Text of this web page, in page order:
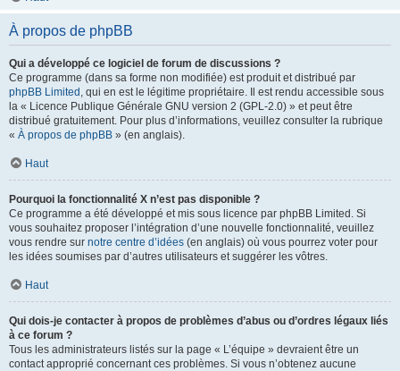
À propos de phpBB
Qui a développé ce logiciel de forum de discussions ?
Ce programme (dans sa forme non modifiée) est produit et distribué par
phpBB Limited , qui en est le légitime propriétaire. Il est rendu accessible sous
la « Licence Publique Générale GNU version 2 (GPL-2.0) » et peut être
distribué gratuitement. Pour plus d’informations, veuillez consulter la rubrique
« À propos de phpBB » (en anglais).
Haut
Pourquoi la fonctionnalité X n’est pas disponible ?
Ce programme a été développé et mis sous licence par phpBB Limited. Si
vous souhaitez proposer l’intégration d’une nouvelle fonctionnalité, veuillez
vous rendre sur notre centre d’idées (en anglais) où vous pourrez voter pour
les idées soumises par d’autres utilisateurs et suggérer les vôtres.
Haut
Qui dois-je contacter à propos de problèmes d’abus ou d’ordres légaux liés
à ce forum ?
Tous les administrateurs listés sur la page « L’équipe » devraient être un
contact approprié concernant ces problèmes. Si vous n’obtenez aucune